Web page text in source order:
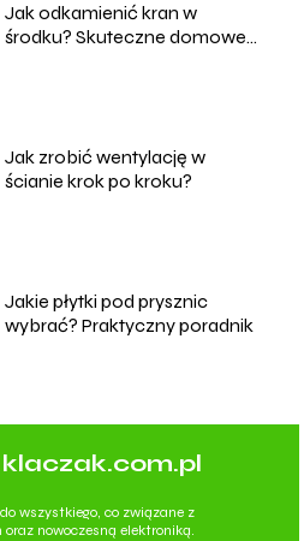
Jak odkamienić kran w
środku? Skuteczne domowe
Jak zrobić wentylację w
ścianie krok po kroku?
Jakie płytki pod prysznic
wybrać? Praktyczny poradnik
wszystkiego, co związane z
nowoczesną elektroniką.